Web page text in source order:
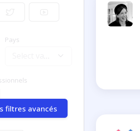
filtres avancés
Pays
Select value